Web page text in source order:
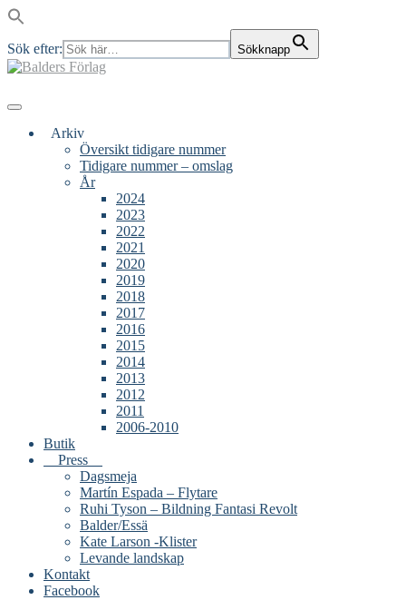
Sök efter: Sökknapp
Skip
Menu
Arkiv
Översikt tidigare nummer
Tidigare nummer – omslag
År
2024
2023
2022
2021
2020
2019
2018
2017
2016
2015
2014
2013
2012
2011
2006-2010
Butik
Press
Dagsmeja
Martín Espada – Flytare
Ruhi Tyson – Bildning Fantasi Revolt
Balder/Essä
Kate Larson -Klister
Levande landskap
Kontakt
Facebook